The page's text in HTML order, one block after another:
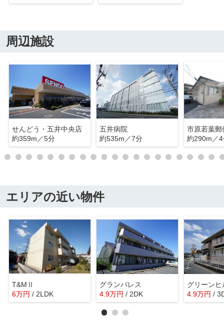
周辺施設
せんどう・五井中央店
約359m／5分
五井病院
約535m／7分
市原若葉郵
約290m／
エリアの近い物件
T&MⅡ
6万円 / 2LDK
グランパレス
4.9万円 / 2DK
グリーンヒ
4.9万円 /